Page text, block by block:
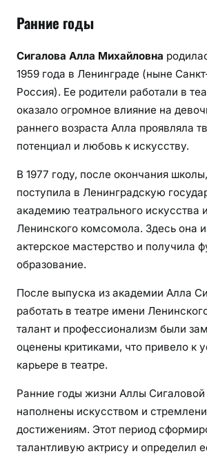
Ранние годы
Сигалова Алла Михайловна
1959 года в Ленинграде (ныне
Россия). Ее родители работали в
оказало огромное влияние на
раннего возраста Алла проявляла
потенциал и любовь к искусству.
В 1977 году, после окончания
поступила в Ленинградскую
академию театрального искусства
Ленинского комсомола. Здесь она
актерское мастерство и получила
образование.
После выпуска из академии Алла
работать в театре имени
талант и профессионализм были
оценены критиками, что привело к
карьере в театре.
Ранние годы жизни Аллы
наполнены искусством и
достижениям. Этот период
талантливую актрису и определил